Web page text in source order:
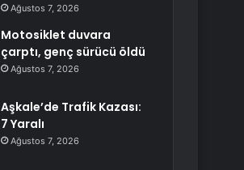
Ağustos 7, 2026
Motosiklet duvara
çarptı, genç sürücü öldü
Ağustos 7, 2026
Aşkale’de Trafik Kazası:
7 Yaralı
Ağustos 7, 2026